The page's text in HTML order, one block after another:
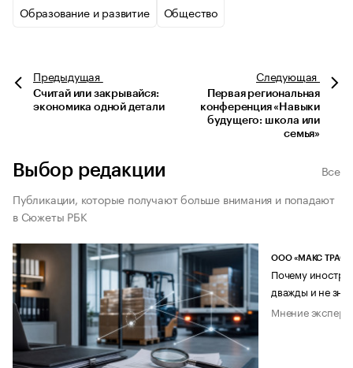
Образование и развитие Общество
Предыдущая
Считай или закрывайся:
экономика одной детали
Следующая
Первая региональная
конференция «Навыки
будущего: школа или
семья»
Выбор редакции
Все
Публикации, которые получают больше внимания и попадают
в Сюжеты РБК
ООО «МАКС ТРАСТ»
Почему
дважды и не
Мнение